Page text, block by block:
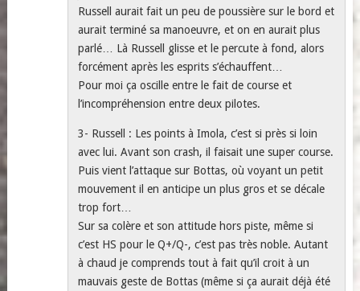
Russell aurait fait un peu de poussière sur le bord et
aurait terminé sa manoeuvre, et on en aurait plus
parlé… Là Russell glisse et le percute à fond, alors
forcément après les esprits s’échauffent…
Pour moi ça oscille entre le fait de course et
l’incompréhension entre deux pilotes.
3- Russell : Les points à Imola, c’est si près si loin
avec lui. Avant son crash, il faisait une super course.
Puis vient l’attaque sur Bottas, où voyant un petit
mouvement il en anticipe un plus gros et se décale
trop fort…
Sur sa colère et son attitude hors piste, même si
c’est HS pour le Q+/Q-, c’est pas très noble. Autant
à chaud je comprends tout à fait qu’il croit à un
mauvais geste de Bottas (même si ça aurait déjà été